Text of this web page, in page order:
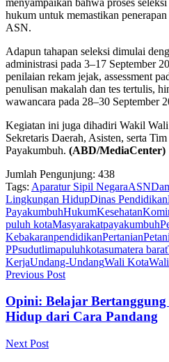
hukum untuk memastikan
ASN.
Adapun tahapan seleksi dimulai
administrasi pada 3–17 September
penilaian rekam jejak, assessment
penulisan makalah dan tes tertulis,
wawancara pada 28–30 September
Kegiatan ini juga dihadiri Wakil
Sekretaris Daerah, Asisten, serta
Payakumbuh. (ABD/MediaCenter)
Jumlah Pengunjung: 438
Tags: Aparatur Sipil NegaraASN
Lingkungan HidupDinas Pendidikan
PayakumbuhHukumKesehatan
puluh kotaMasyarakatpayakumbuh
KebakaranpendidikanPertanianPetani
PPsudutlimapuluhkotasumatera barat
KerjaUndang-UndangWali Kota
Previous Post
Opini: Belajar
Hidup dari Cara Pandang
Next Post